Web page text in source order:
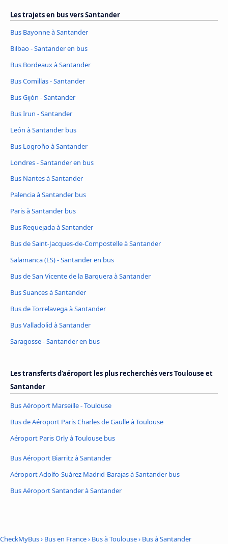
Les trajets en bus vers Santander
Bus Bayonne à Santander
Bilbao - Santander en bus
Bus Bordeaux à Santander
Bus Comillas - Santander
Bus Gijón - Santander
Bus Irun - Santander
León à Santander bus
Bus Logroño à Santander
Londres - Santander en bus
Bus Nantes à Santander
Palencia à Santander bus
Paris à Santander bus
Bus Requejada à Santander
Bus de Saint-Jacques-de-Compostelle à Santander
Salamanca (ES) - Santander en bus
Bus de San Vicente de la Barquera à Santander
Bus Suances à Santander
Bus de Torrelavega à Santander
Bus Valladolid à Santander
Saragosse - Santander en bus
Les transferts d'aéroport les plus recherchés vers Toulouse et
Santander
Bus Aéroport Marseille - Toulouse
Bus de Aéroport Paris Charles de Gaulle à Toulouse
Aéroport Paris Orly à Toulouse bus
Bus Aéroport Biarritz à Santander
Aéroport Adolfo-Suárez Madrid-Barajas à Santander bus
Bus Aéroport Santander à Santander
CheckMyBus› Bus en France› Bus à Toulouse› Bus à Santander